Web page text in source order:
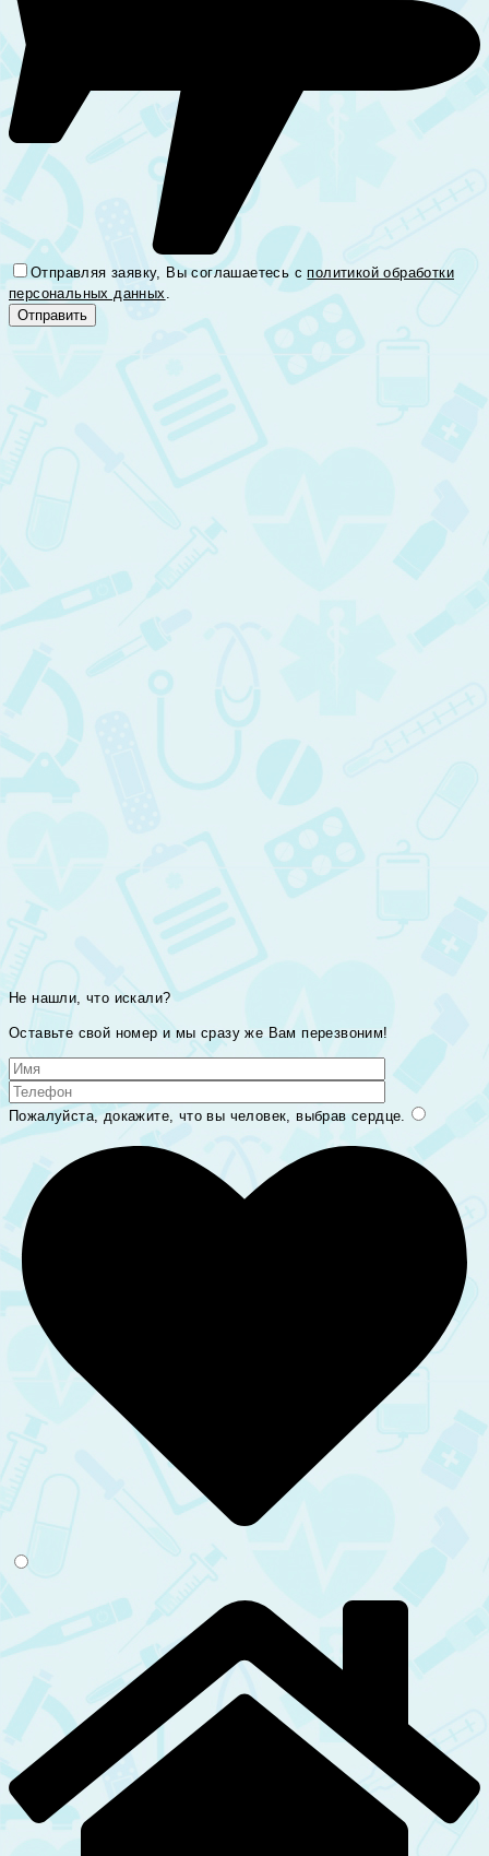
Отправляя заявку, Вы соглашаетесь с политикой обработки
персональных данных
Не нашли, что искали?
Оставьте свой номер и мы сразу же Вам перезвоним!
Пожалуйста, докажите, что вы человек, выбрав сердце